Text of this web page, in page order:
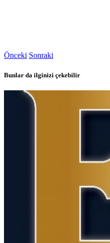
Önceki Sonraki
Bunlar da ilginizi çekebilir